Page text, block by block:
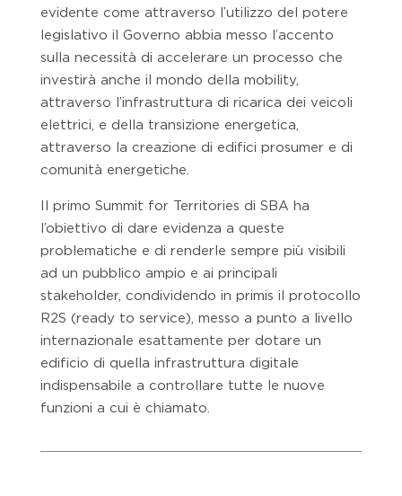
evidente come attraverso l’utilizzo del potere
legislativo il Governo abbia messo l’accento
sulla necessità di accelerare un processo che
investirà anche il mondo della mobility,
attraverso l’infrastruttura di ricarica dei veicoli
elettrici, e della transizione energetica,
attraverso la creazione di edifici prosumer e di
comunità energetiche.
Il primo Summit for Territories di SBA ha
l’obiettivo di dare evidenza a queste
problematiche e di renderle sempre più visibili
ad un pubblico ampio e ai principali
stakeholder, condividendo in primis il protocollo
R2S (ready to service), messo a punto a livello
internazionale esattamente per dotare un
edificio di quella infrastruttura digitale
indispensabile a controllare tutte le nuove
funzioni a cui è chiamato.